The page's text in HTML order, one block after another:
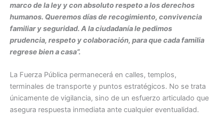
marco de la ley y con absoluto respeto a los derechos
humanos. Queremos días de recogimiento, convivencia
familiar y seguridad. A la ciudadanía le pedimos
prudencia, respeto y colaboración, para que cada familia
regrese bien a casa”.
La Fuerza Pública permanecerá en calles, templos,
terminales de transporte y puntos estratégicos. No se trata
únicamente de vigilancia, sino de un esfuerzo articulado que
asegura respuesta inmediata ante cualquier eventualidad.